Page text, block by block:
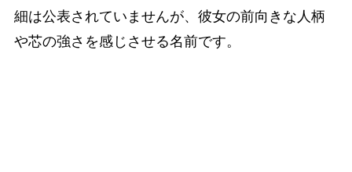
細は公表されていませんが、彼女の前向きな人柄
や芯の強さを感じさせる名前です。